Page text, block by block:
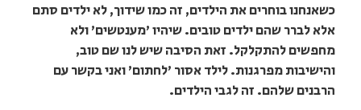
כשאנחנו בוחרים את הילדים, זה כמו שידוך, לא ילדים סתם
אלא לברר שהם ילדים טובים. שיהיו 'מענטשים' ולא
מחפשים להתקלקל. זאת הסיבה שיש לנו שם טוב,
והישיבות מפרגנות. לילד אסור 'לחתום' ואני בקשר עם
הרבנים שלהם. זה לגבי הילדים.